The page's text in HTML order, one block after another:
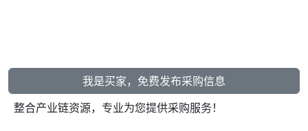
我是买家，免费发布采购信息
整合产业链资源，专业为您提供采购服务！